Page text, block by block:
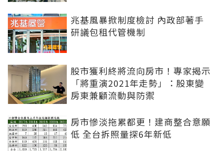
兆基風暴掀制度檢討 內政部著手
研議包租代管機制
股市獲利終將流向房市！專家揭示
「將重演2021年走勢」：股東變
房東兼顧流動與防禦
房市慘淡拖累都更！建商整合意願
低 全台拆照量探6年新低